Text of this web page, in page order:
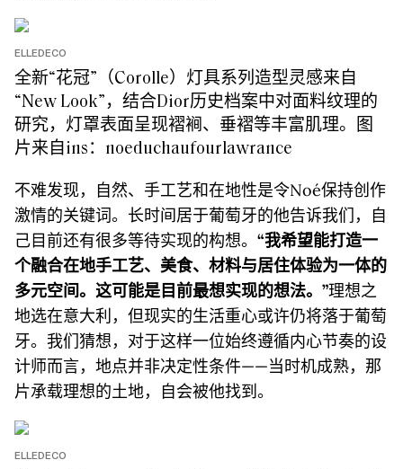
ELLEDECO
全新“花冠”（Corolle）灯具系列造型灵感来自
“New Look”，结合Dior历史档案中对面料纹理的
研究，灯罩表面呈现褶裥、垂褶等丰富肌理。图
片来自ins：noeduchaufourlawrance
不难发现，自然、手工艺和在地性是令Noé保持创作
激情的关键词。长时间居于葡萄牙的他告诉我们，自
己目前还有很多等待实现的构想。 “我希望能打造一
个融合在地手工艺、美食、材料与居住体验为一体的
多元空间。这可能是目前最想实现的想法。”理想之
地选在意大利，但现实的生活重心或许仍将落于葡萄
牙。我们猜想，对于这样一位始终遵循内心节奏的设
计师而言，地点并非决定性条件——当时机成熟，那
片承载理想的土地，自会被他找到。
ELLEDECO